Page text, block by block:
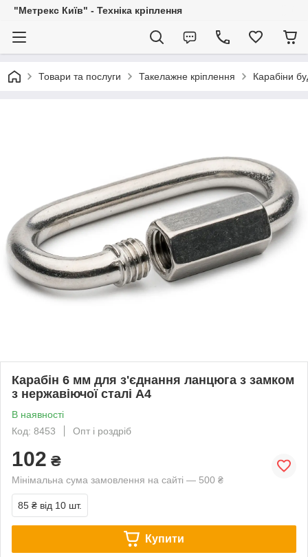
"Метрекс Київ" - Техніка кріплення
Товари та послуги Такелажне кріплення Карабіни
Карабін 6 мм для з'єднання ланцюга з замком
з нержавіючої сталі А4
В наявності
Код: 8453
Опт і роздріб
102 ₴
Мінімальна сума замовлення на сайті — 500 ₴
85 ₴ від 10 шт.
Купити